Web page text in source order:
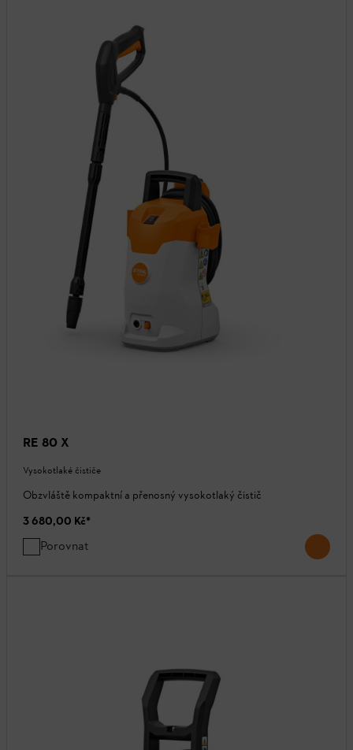
RE 80 X
Vysokotlaké čističe
Obzvláště kompaktní a přenosný vysokotlaký čistič
3 680,00 Kč*
Porovnat